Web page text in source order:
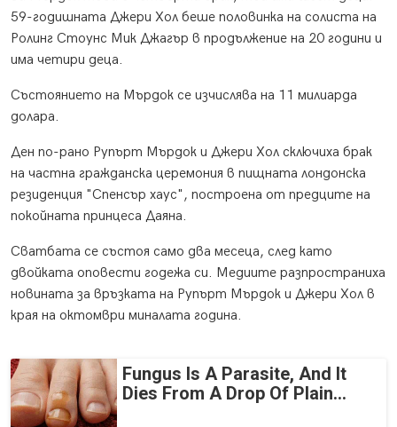
59-годишната Джери Хол беше половинка на солиста на
Ролинг Стоунс Мик Джагър в продължение на 20 години и
има четири деца.
Състоянието на Мърдок се изчислява на 11 милиарда
долара.
Ден по-рано Рупърт Мърдок и Джери Хол сключиха брак
на частна гражданска церемония в пищната лондонска
резиденция "Спенсър хаус", построена от предците на
покойната принцеса Даяна.
Сватбата се състоя само два месеца, след като
двойката оповести годежа си. Медиите разпространиха
новината за връзката на Рупърт Мърдок и Джери Хол в
края на октомври миналата година.
Fungus Is A Parasite, And It
Dies From A Drop Of Plain...